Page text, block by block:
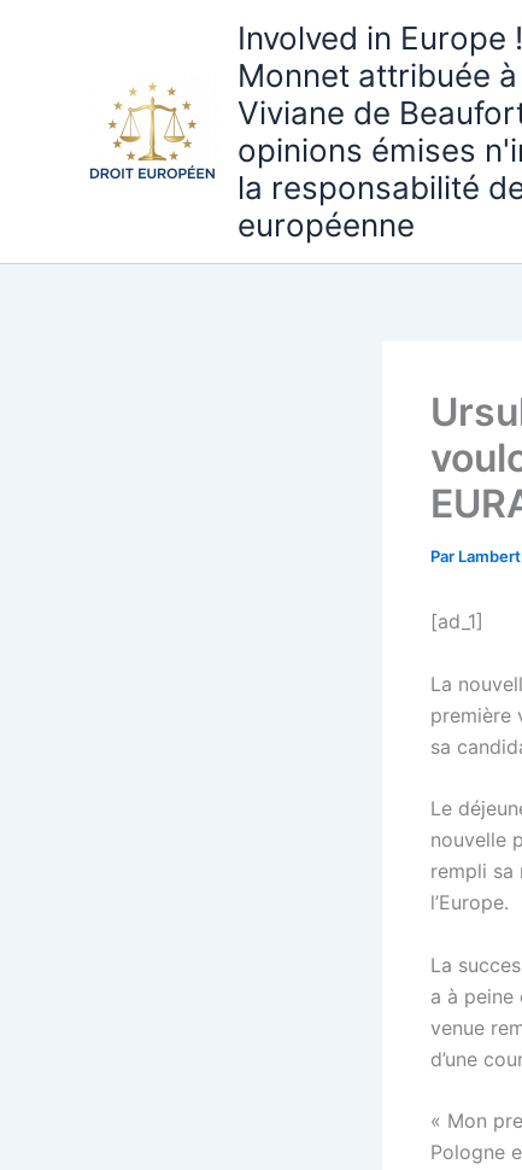
Involved in Europe
Monnet attribuée
Viviane de
opinions émises
la responsabilité
européenne
Par
[ad_1]
La
première
sa
Le
nouvelle
rempli sa
l’Europe.
La
a à peine
venue
d’une
« Mon
Pologne